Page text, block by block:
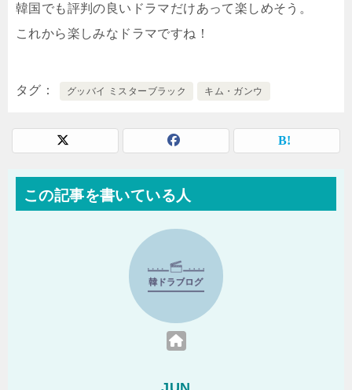
韓国でも評判の良いドラマだけあって楽しめそう。
これから楽しみなドラマですね！
タグ グッバイ ミスターブラック キム・ガンウ
この記事を書いている人